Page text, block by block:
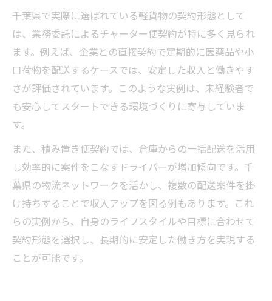
千葉県で実際に選ばれている軽貨物の契約形態として
は、業務委託によるチャーター便契約が特に多く見られ
ます。例えば、企業との直接契約で定期的に医薬品や小
口荷物を配送するケースでは、安定した収入と働きやす
さが評価されています。このような実例は、未経験者で
も安心してスタートできる環境づくりに寄与していま
す。
また、積み置き便契約では、倉庫からの一括配送を活用
し効率的に案件をこなすドライバーが増加傾向です。千
葉県の物流ネットワークを活かし、複数の配送案件を掛
け持ちすることで収入アップを図る例もあります。これ
らの実例から、自身のライフスタイルや目標に合わせて
契約形態を選択し、長期的に安定した働き方を実現する
ことが可能です。